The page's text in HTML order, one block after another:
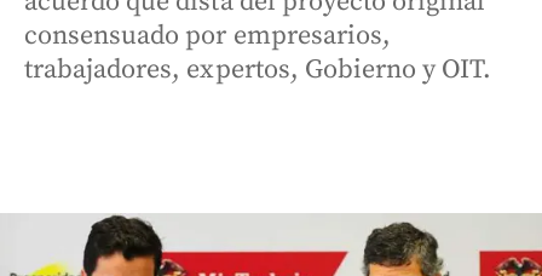
consensuado por empresarios,
trabajadores, expertos, Gobierno y OIT.